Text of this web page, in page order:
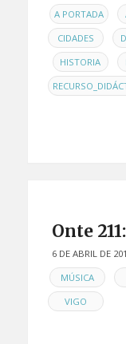
ENA PORTADA ,
CIDADES ,
HISTORIA ,
Onte
6 DE ABRIL DE
EN
MÚSICA ,
VIGO